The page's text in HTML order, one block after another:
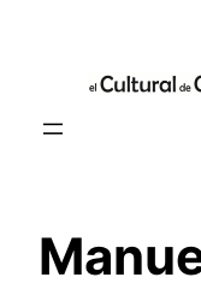
contenido